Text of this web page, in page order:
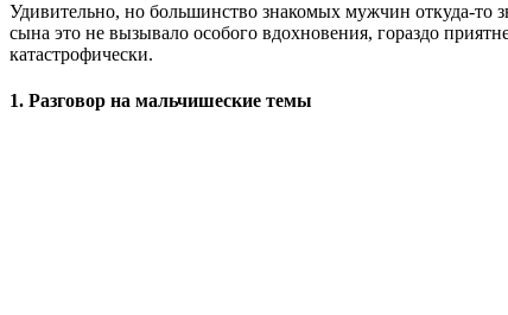
Удивительно, но большинство знакомых мужчин откуда-то
сына это не вызывало особого вдохновения, гораздо
катастрофически.
1. Разговор на мальчишеские темы